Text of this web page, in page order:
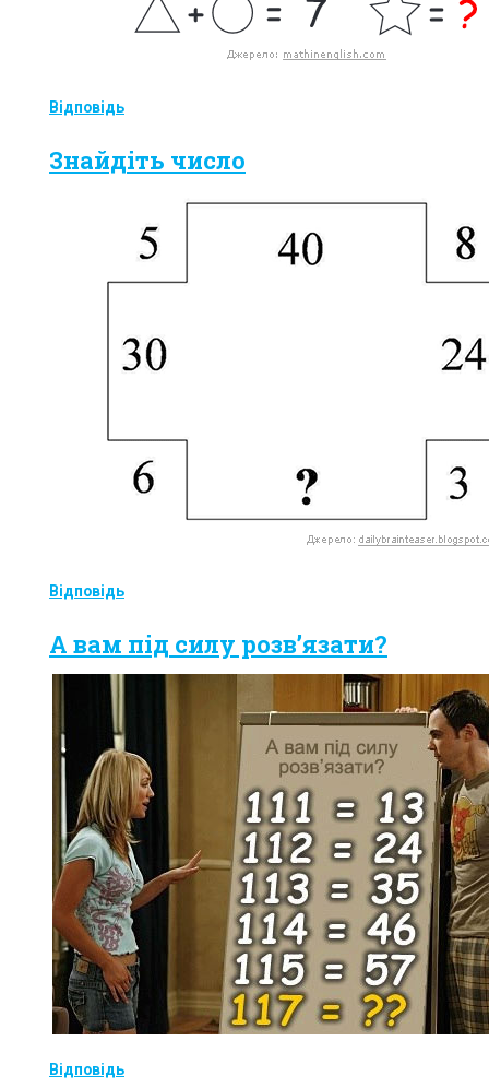
Відповідь
Знайдіть число
Відповідь
А вам під силу розв’язати?
Відповідь